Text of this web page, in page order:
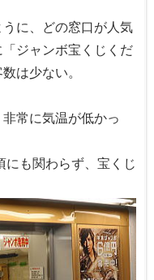
うに、どの窓口が人気
ジャンボ宝くじくだ
は少ない。
常に気温が低かっ
にも関わらず、宝くじ